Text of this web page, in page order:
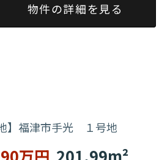
物件の詳細を見る
地】福津市手光 １号地